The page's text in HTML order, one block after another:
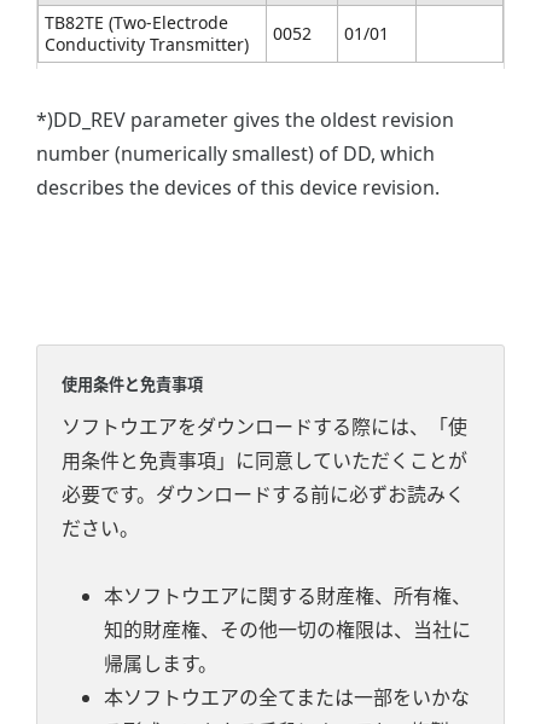
TB82TE (Two-Electrode
Conductivity Transmitter)
0052 01/01
*)DD_REV parameter gives the oldest revision
number (numerically smallest) of DD, which
describes the devices of this device revision.
使用条件と免責事項
ソフトウエアをダウンロードする際には、「使
用条件と免責事項」に同意していただくことが
必要です。ダウンロードする前に必ずお読みく
ださい。
本ソフトウエアに関する財産権、所有権、
知的財産権、その他一切の権限は、当社に
帰属します。
本ソフトウエアの全てまたは一部をいかな